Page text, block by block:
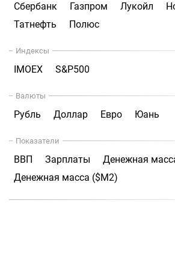
Сбербанк Газпром Лукойл
Татнефть
Полюс
Индексы
IMOEX S&P500
Валюты
Рубль Доллар Евро Юань
Показатели
ВВП Зарплаты
Денежная
Денежная масса ($М2)